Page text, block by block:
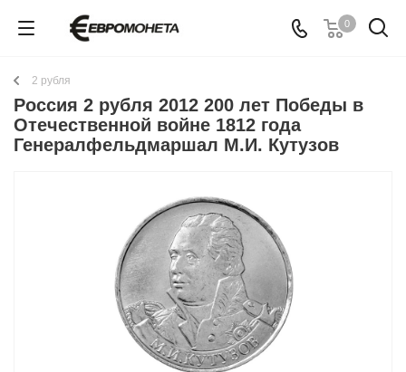
0
2 рубля
Россия 2 рубля 2012 200 лет Победы в
Отечественной войне 1812 года
Генералфельдмаршал М.И. Кутузов